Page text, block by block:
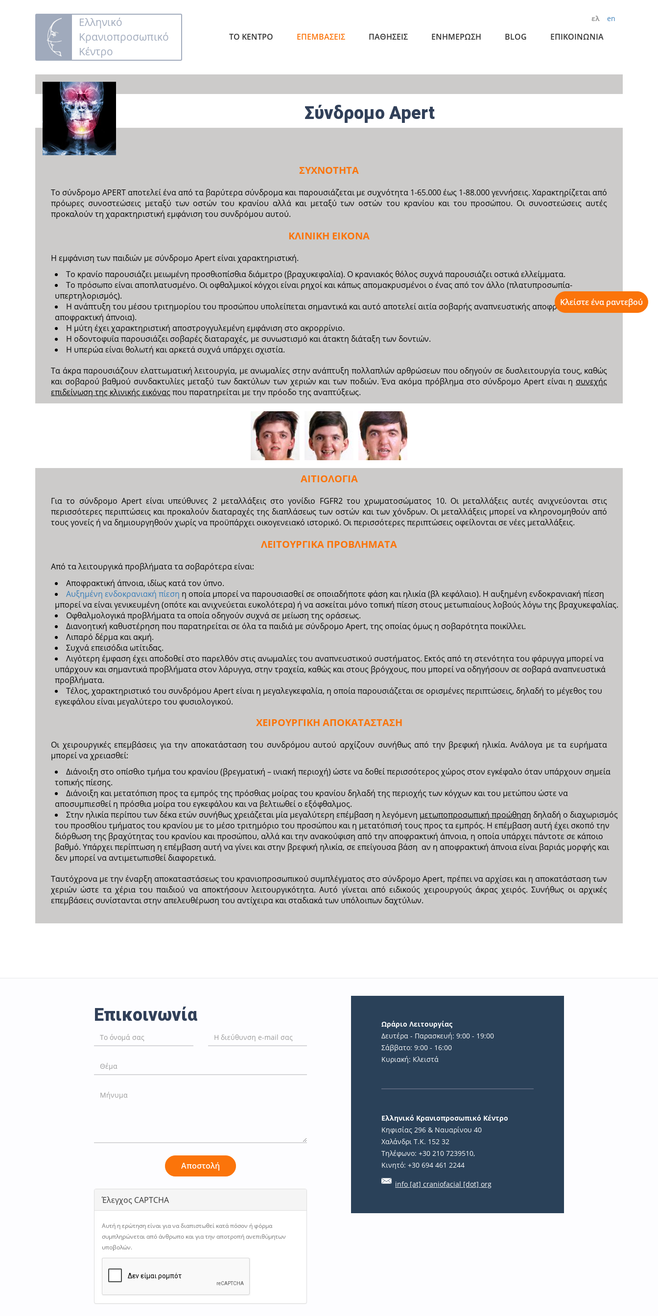
Ελληνικό
Κρανιοπροσωπικό
Κέντρο
en
ελ
ΤΟ ΚΕΝΤΡΟ ΕΠΕΜΒΑΣΕΙΣ ΠΑΘΗΣΕΙΣ ΕΝΗΜΕΡΩΣΗ BLOG ΕΠΙΚΟΙΝΩΝΙΑ
Σύνδρομο Apert
ΣΥΧΝΟΤΗΤΑ
Το σύνδρομο APERT αποτελεί ένα από τα βαρύτερα σύνδρομα και παρουσιάζεται με συχνότητα 1-65.000 έως 1-88.000 γεννήσεις. Χαρακτηρίζεται από
πρόωρες συνοστεώσεις μεταξύ των οστών του κρανίου αλλά και μεταξύ των οστών του κρανίου και του προσώπου. Οι συνοστεώσεις αυτές
προκαλούν τη χαρακτηριστική εμφάνιση του συνδρόμου αυτού.
ΚΛΙΝΙΚΗ ΕΙΚΟΝΑ
Η εμφάνιση των παιδιών με σύνδρομο Apert είναι χαρακτηριστική.
Το κρανίο παρουσιάζει μειωμένη προσθιοπίσθια διάμετρο (βραχυκεφαλία). Ο κρανιακός θόλος συχνά παρουσιάζει οστικά ελλείμματα.
Το πρόσωπο είναι αποπλατυσμένο. Οι οφθαλμικοί κόγχοι είναι ρηχοί και κάπως απομακρυσμένοι ο ένας από τον άλλο (πλατυπροσωπία-
υπερτηλορισμός).
Η ανάπτυξη του μέσου τριτημορίου του προσώπου υπολείπεται σημαντικά και αυτό αποτελεί αιτία σοβαρής αναπνευστικής αποφράξεως (υπνική
αποφρακτική άπνοια).
Η μύτη έχει χαρακτηριστική αποστρογγυλεμένη εμφάνιση στο ακρορρίνιο.
Η οδοντοφυΐα παρουσιάζει σοβαρές διαταραχές, με συνωστισμό και άτακτη διάταξη των δοντιών.
Η υπερώα είναι θολωτή και αρκετά συχνά υπάρχει σχιστία.
Τα άκρα παρουσιάζουν ελαττωματική λειτουργία, με ανωμαλίες στην ανάπτυξη πολλαπλών αρθρώσεων που οδηγούν σε δυσλειτουργία τους, καθώς
και σοβαρού βαθμού συνδακτυλίες μεταξύ των δακτύλων των χεριών και των ποδιών. Ένα ακόμα πρόβλημα στο σύνδρομο Apert είναι η συνεχής
επιδείνωση της κλινικής εικόναςπου παρατηρείται με την πρόοδο της αναπτύξεως.
ΑΙΤΙΟΛΟΓΙΑ
Για το σύνδρομο Apert είναι υπεύθυνες 2 μεταλλάξεις στο γονίδιο FGFR2 του χρωματοσώματος 10. Οι μεταλλάξεις αυτές ανιχνεύονται στις
περισσότερες περιπτώσεις και προκαλούν διαταραχές της διαπλάσεως των οστών και των χόνδρων. Οι μεταλλάξεις μπορεί να κληρονομηθούν από
τους γονείς ή να δημιουργηθούν χωρίς να προϋπάρχει οικογενειακό ιστορικό. Οι περισσότερες περιπτώσεις οφείλονται σε νέες μεταλλάξεις.
ΛΕΙΤΟΥΡΓΙΚΑ ΠΡΟΒΛΗΜΑΤΑ
Από τα λειτουργικά προβλήματα τα σοβαρότερα είναι:
Αποφρακτική άπνοια, ιδίως κατά τον ύπνο.
Αυξημένη ενδοκρανιακή πίεση η οποία μπορεί να παρουσιασθεί σε οποιαδήποτε φάση και ηλικία (βλ κεφάλαιο). Η αυξημένη ενδοκρανιακή πίεση
μπορεί να είναι γενικευμένη (οπότε και ανιχνεύεται ευκολότερα) ή να ασκείται μόνο τοπική πίεση στους μετωπιαίους λοβούς λόγω της βραχυκεφαλίας.
Οφθαλμολογικά προβλήματα τα οποία οδηγούν συχνά σε μείωση της οράσεως.
Διανοητική καθυστέρηση που παρατηρείται σε όλα τα παιδιά με σύνδρομο Apert, της οποίας όμως η σοβαρότητα ποικίλλει.
Λιπαρό δέρμα και ακμή.
Συχνά επεισόδια ωτίτιδας.
Λιγότερη έμφαση έχει αποδοθεί στο παρελθόν στις ανωμαλίες του αναπνευστικού συστήματος. Εκτός από τη στενότητα του φάρυγγα μπορεί να
υπάρχουν και σημαντικά προβλήματα στον λάρυγγα, στην τραχεία, καθώς και στους βρόγχους, που μπορεί να οδηγήσουν σε σοβαρά αναπνευστικά
προβλήματα.
Τέλος, χαρακτηριστικό του συνδρόμου Apert είναι η μεγαλεγκεφαλία, η οποία παρουσιάζεται σε ορισμένες περιπτώσεις, δηλαδή το μέγεθος του
εγκεφάλου είναι μεγαλύτερο του φυσιολογικού.
ΧΕΙΡΟΥΡΓΙΚΗ ΑΠΟΚΑΤΑΣΤΑΣΗ
Οι χειρουργικές επεμβάσεις για την αποκατάσταση του συνδρόμου αυτού αρχίζουν συνήθως από την βρεφική ηλικία. Ανάλογα με τα ευρήματα
μπορεί να χρειασθεί:
Διάνοιξη στο οπίσθιο τμήμα του κρανίου (βρεγματική – ινιακή περιοχή) ώστε να δοθεί περισσότερος χώρος στον εγκέφαλο όταν υπάρχουν σημεία
τοπικής πίεσης.
Διάνοιξη και μετατόπιση προς τα εμπρός της πρόσθιας μοίρας του κρανίου δηλαδή της περιοχής των κόγχων και του μετώπου ώστε να
αποσυμπιεσθεί η πρόσθια μοίρα του εγκεφάλου και να βελτιωθεί ο εξόφθαλμος.
Στην ηλικία περίπου των δέκα ετών συνήθως χρειάζεται μία μεγαλύτερη επέμβαση η λεγόμενη μετωποπροσωπική προώθηση δηλαδή ο διαχωρισμός
του προσθίου τμήματος του κρανίου με το μέσο τριτημόριο του προσώπου και η μετατόπισή τους προς τα εμπρός. Η επέμβαση αυτή έχει σκοπό την
διόρθωση της βραχύτητας του κρανίου και προσώπου, αλλά και την ανακούφιση από την αποφρακτική άπνοια, η οποία υπάρχει πάντοτε σε κάποιο
βαθμό. Υπάρχει περίπτωση η επέμβαση αυτή να γίνει και στην βρεφική ηλικία, σε επείγουσα βάση αν η αποφρακτική άπνοια είναι βαριάς μορφής και
δεν μπορεί να αντιμετωπισθεί διαφορετικά.
Ταυτόχρονα με την έναρξη αποκαταστάσεως του κρανιοπροσωπικού συμπλέγματος στο σύνδρομο Apert, πρέπει να αρχίσει και η αποκατάσταση των
χεριών ώστε τα χέρια του παιδιού να αποκτήσουν λειτουργικότητα. Αυτό γίνεται από ειδικούς χειρουργούς άκρας χειρός. Συνήθως οι αρχικές
επεμβάσεις συνίστανται στην απελευθέρωση του αντίχειρα και σταδιακά των υπόλοιπων δαχτύλων.
Επικοινωνία
Αποστολή
Έλεγχος CAPTCHA
Αυτή η ερώτηση είναι για να διαπιστωθεί κατά πόσον ή φόρμα
συμπληρώνεται από άνθρωπο και για την αποτροπή ανεπιθύμητων
υποβολών.
Ωράριο Λειτουργίας
Δευτέρα - Παρασκευή: 9:00 - 19:00
Σάββατο: 9:00 - 16:00
Κυριακή: Κλειστά
Ελληνικό Κρανιοπροσωπικό Κέντρο
Κηφισίας 296 & Ναυαρίνου 40
Χαλάνδρι Τ.Κ. 152 32
Τηλέφωνο: +30 210 7239510,
Κινητό: +30 694 461 2244
info [at] craniofacial [dot] org
Κλείστε ένα ραντεβού